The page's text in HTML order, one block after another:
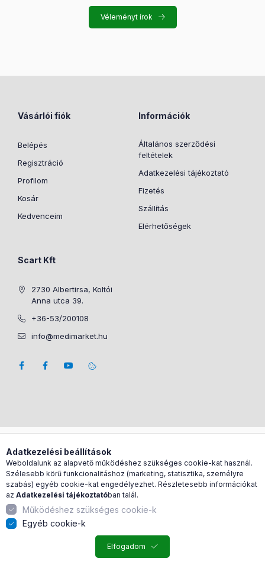
Véleményt írok
Vásárlói fiók
Belépés
Regisztráció
Profilom
Kosár
Kedvenceim
Információk
Általános szerződési
feltételek
Adatkezelési tájékoztató
Fizetés
Szállítás
Elérhetőségek
Scart Kft
2730 Albertirsa, Koltói
Anna utca 39.
+36-53/200108
info@medimarket.hu
Árukereső.hu
Adatkezelési beállítások
Weboldalunk az alapvető működéshez szükséges cookie-kat használ.
Szélesebb körű funkcionalitáshoz (marketing, statisztika, személyre
szabás) egyéb cookie-kat engedélyezhet. Részletesebb információkat
az Adatkezelési tájékoztatóban talál.
Működéshez szükséges cookie-k
Egyéb cookie-k
Elfogadom